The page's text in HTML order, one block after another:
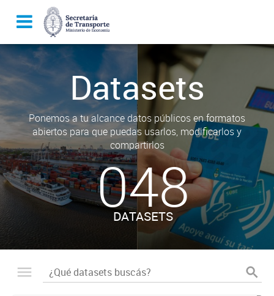
Datasets
Ponemos a tu alcance datos públicos en formatos
abiertos para que puedas usarlos, modificarlos y
compartirlos
048
DATASETS